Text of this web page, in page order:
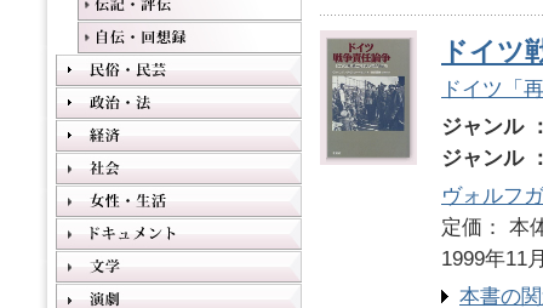
ドイツ
ドイツ「
ジャンル
ジャンル
ヴォルフ
定価：
1999年11
本書の